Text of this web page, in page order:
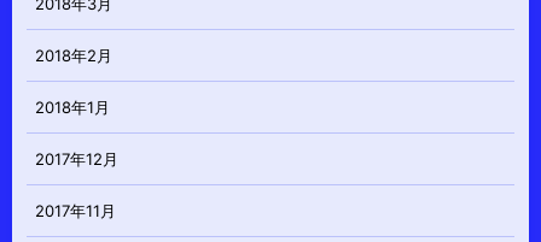
2018年2月
2018年1月
2017年12月
2017年11月